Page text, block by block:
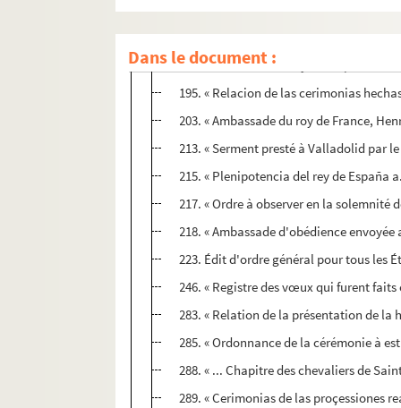
Dans le document :
169. « Acte du serment presté par le
173. « Relation de Bourgongne, roy
187. « Ordre observé à jurer la paix
195. « Relacion de las cerimonias
203. « Ambassade du roy de France,
213. « Serment presté à Valladolid par
215. « Plenipotencia del rey de España
217. « Ordre à observer en la
218. « Ambassade d'obédience
223. Édit d'ordre général pour tous les
246. « Registre des vœux qui furent
283. « Relation de la présentation de la
285. « Ordonnance de la cérémonie à
288. « ... Chapitre des chevaliers de
289. « Cerimonias de las proçessiones